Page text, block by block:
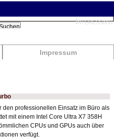
Impressum
den professionellen Einsatz im Büro als
mit einem Intel Core Ultra X7 358H
CPUs und GPUs auch über
verfügt.